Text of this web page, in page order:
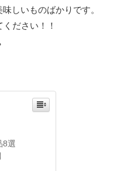
しいものばかりです。
ださい！！
8選